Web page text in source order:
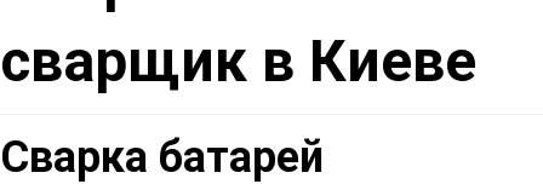
сварщик в Киеве
Сварка батарей